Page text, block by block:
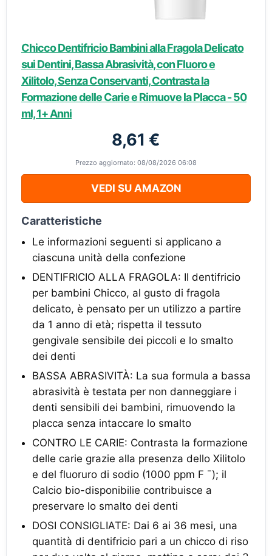
Chicco Dentifricio Bambini alla Fragola Delicato
sui Dentini, Bassa Abrasività, con Fluoro e
Xilitolo, Senza Conservanti, Contrasta la
Formazione delle Carie e Rimuove la Placca - 50
ml, 1+ Anni
8,61 €
Prezzo aggiornato: 08/08/2026 06:08
VEDI SU AMAZON
Caratteristiche
Le informazioni seguenti si applicano a
ciascuna unità della confezione
DENTIFRICIO ALLA FRAGOLA: Il dentifricio
per bambini Chicco, al gusto di fragola
delicato, è pensato per un utilizzo a partire
da 1 anno di età; rispetta il tessuto
gengivale sensibile dei piccoli e lo smalto
dei denti
BASSA ABRASIVITÀ: La sua formula a bassa
abrasività è testata per non danneggiare i
denti sensibili dei bambini, rimuovendo la
placca senza intaccare lo smalto
CONTRO LE CARIE: Contrasta la formazione
delle carie grazie alla presenza dello Xilitolo
e del fluoruro di sodio (1000 ppm F ¯); il
Calcio bio-disponibilie contribuisce a
preservare lo smalto dei denti
DOSI CONSIGLIATE: Dai 6 ai 36 mesi, una
quantità di dentifricio pari a un chicco di riso